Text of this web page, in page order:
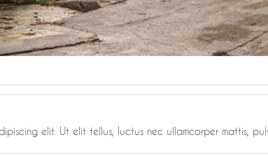
elit. Ut elit tellus, luctus nec ullamcorper mattis,